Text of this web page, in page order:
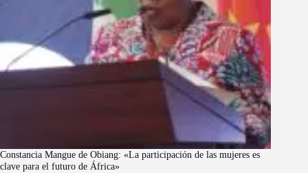
Constancia Mangue de Obiang: «La participación de las mujeres es
clave para el futuro de África»